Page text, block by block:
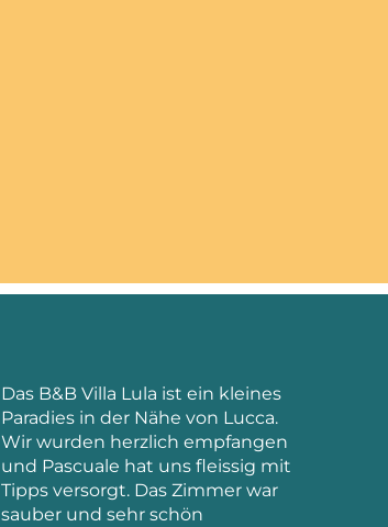
Das B&B Villa Lula ist ein kleines
Paradies in der Nähe von Lucca.
Wir wurden herzlich empfangen
und Pascuale hat uns fleissig mit
Tipps versorgt. Das Zimmer war
sauber und sehr schön